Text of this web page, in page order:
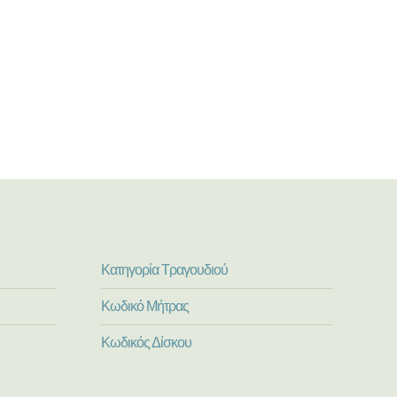
Κατηγορία Τραγουδιού
Κωδικό Μήτρας
Κωδικός Δίσκου